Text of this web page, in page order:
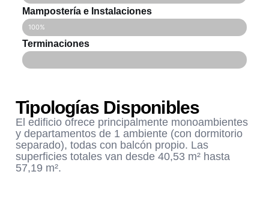
Mampostería e Instalaciones
100%
Terminaciones
Tipologías Disponibles
El edificio ofrece principalmente monoambientes
y departamentos de 1 ambiente (con dormitorio
separado), todas con balcón propio. Las
superficies totales van desde 40,53 m² hasta
57,19 m².